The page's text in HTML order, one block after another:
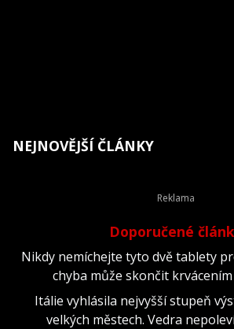
NEJNOVĚJŠÍ ČLÁNKY
Doporučené
Nikdy nemíchejte tyto dvě tablety
chyba může skončit
Itálie vyhlásila nejvyšší stupeň
velkých městech. Vedra